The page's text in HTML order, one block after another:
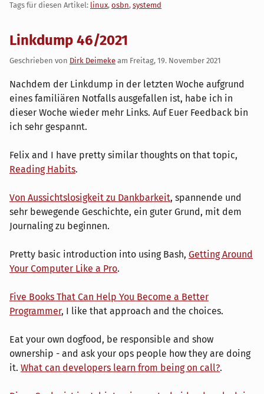
Tags für diesen Artikel: linux, osbn, systemd
Linkdump 46/2021
Geschrieben von Dirk Deimeke am Freitag, 19. November 2021
Nachdem der Linkdump in der letzten Woche aufgrund
eines familiären Notfalls ausgefallen ist, habe ich in
dieser Woche wieder mehr Links. Auf Euer Feedback bin
ich sehr gespannt.
Felix and I have pretty similar thoughts on that topic,
Reading Habits.
Von Aussichtslosigkeit zu Dankbarkeit, spannende und
sehr bewegende Geschichte, ein guter Grund, mit dem
Journaling zu beginnen.
Pretty basic introduction into using Bash, Getting Around
Your Computer Like a Pro.
Five Books That Can Help You Become a Better
Programmer, I like that approach and the choices.
Eat your own dogfood, be responsible and show
ownership - and ask your ops people how they are doing
it. What can developers learn from being on call?.